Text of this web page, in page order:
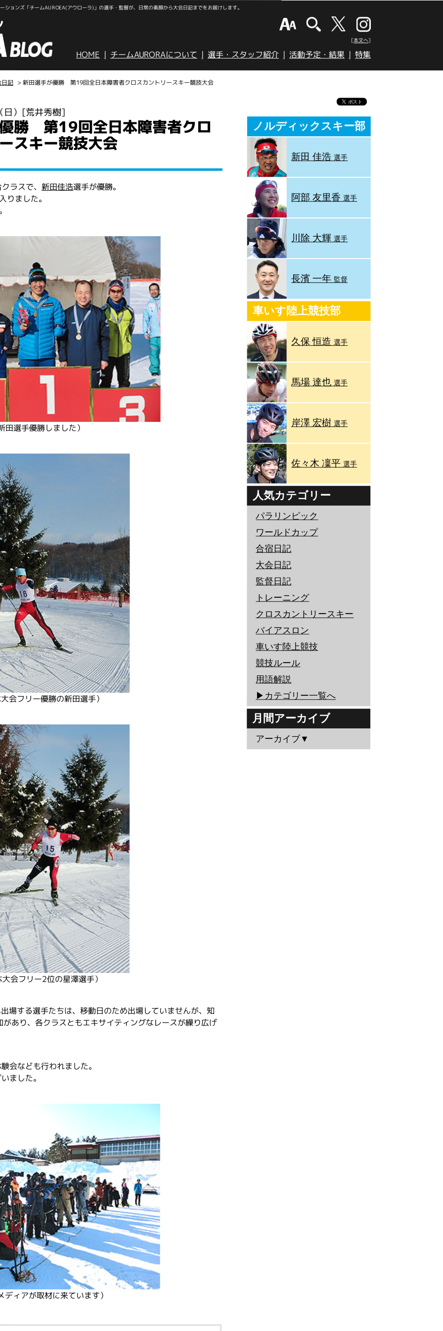
ョンズ「チームAUROEA(アウローラ)」の選手・監督が、日常の素顔から大会日記までをお届けします。
[本文へ]
HOME チームAURORAについて 選手・スタッフ紹介 活動予定・結果 特集
記 > 新田選手が優勝 第19回全日本障害者クロスカントリースキー競技大会
） [荒井秀樹]
勝 第19回全日本障害者クロ
スキー競技大会
ラスで、 新田佳浩選手が優勝。
りました。
田選手優勝しました）
会フリー優勝の新田選手）
会フリー2位の星澤選手）
場する選手たちは、移動日のため出場していませんが、知
あり、各クラスともエキサイティングなレースが繰り広げ
会なども行われました。
ました。
ディアが取材に来ています）
ノルディックスキー部
新田 佳浩選手
阿部 友里香選手
川除 大輝選手
長濱 一年 監督
車いす陸上競技部
久保 恒造選手
馬場 達也選手
岸澤 宏樹選手
佐々木 凜平選手
人気カテゴリー
パラリンピック
ワールドカップ
合宿日記
大会日記
監督日記
トレーニング
クロスカントリースキー
バイアスロン
車いす陸上競技
競技ルール
用語解説
▶︎カテゴリー一覧へ
月間アーカイブ
アーカイブ▼